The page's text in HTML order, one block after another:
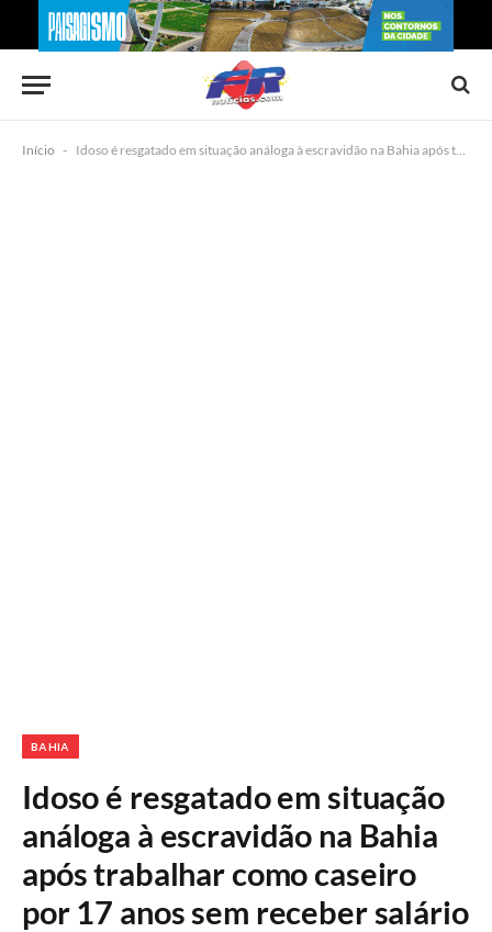
Início - Idoso é resgatado em situação análoga à escravidão na Bahia após trabalhar como caseiro por 17 anos sem receber salário
BAHIA
Idoso é resgatado em situação
análoga à escravidão na Bahia
após trabalhar como caseiro
por 17 anos sem receber salário